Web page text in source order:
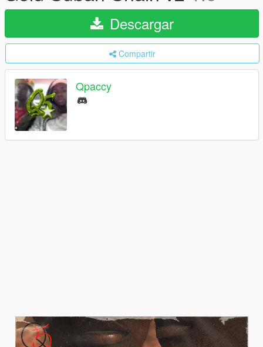
Descargar
Compartir
Qpaccy